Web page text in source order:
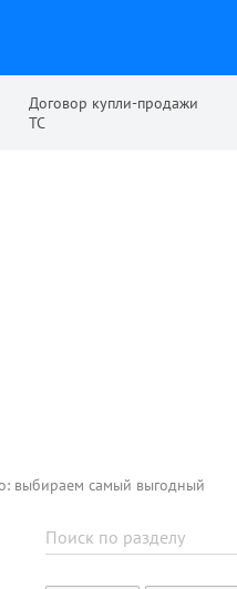
Договор купли-продажи
ТС
выбираем самый выгодный